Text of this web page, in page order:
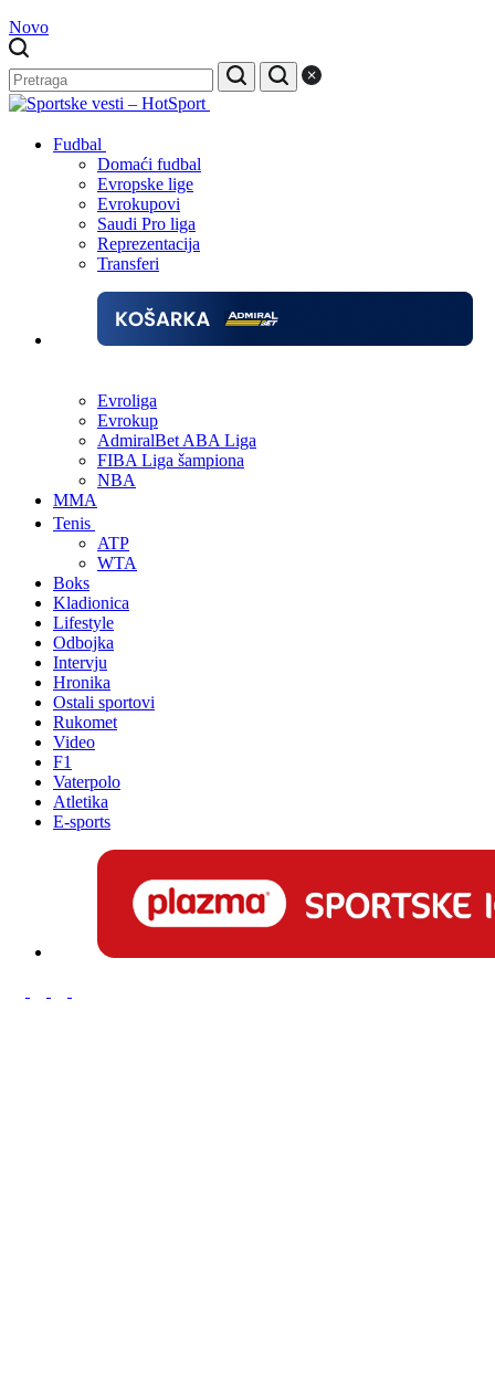
Novo
Fudbal
Domaći fudbal
Evropske lige
Evrokupovi
Saudi Pro liga
Reprezentacija
Transferi
Evroliga
Evrokup
AdmiralBet ABA Liga
FIBA Liga šampiona
NBA
MMA
Tenis
ATP
WTA
Boks
Kladionica
Lifestyle
Odbojka
Intervju
Hronika
Ostali sportovi
Rukomet
Video
F1
Vaterpolo
Atletika
E-sports